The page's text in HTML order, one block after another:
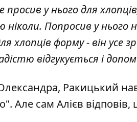
у нього для
ніколи. Попросив у нього
хлопців форму - він усе
відгукується і
Ракицький
Але сам Алієв